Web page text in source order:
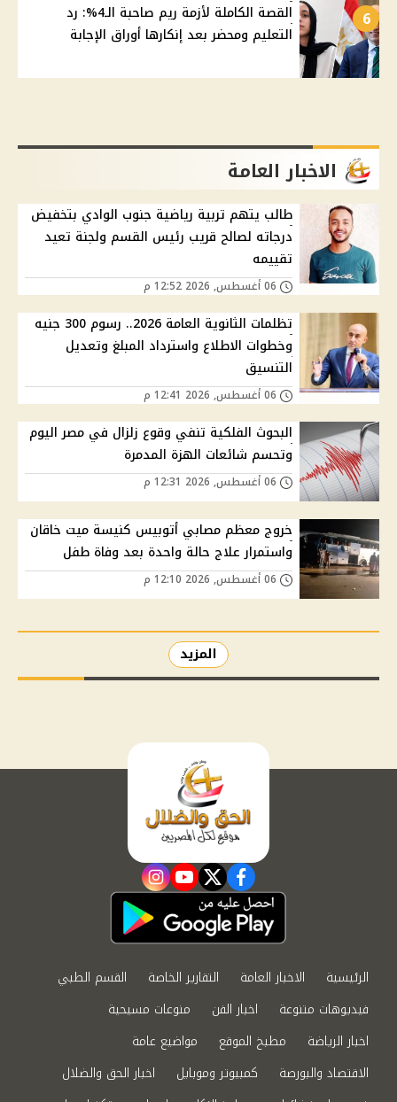
6
القصة الكاملة لأزمة ريم صاحبة الـ4%: رد
التعليم ومحضر بعد إنكارها أوراق الإجابة
الاخبار العامة
طالب يتهم تربية رياضية جنوب الوادي بتخفيض
درجاته لصالح قريب رئيس القسم ولجنة تعيد
تقييمه
تظلمات الثانوية العامة 2026.. رسوم 300 جنيه
وخطوات الاطلاع واسترداد المبلغ وتعديل
التنسيق
البحوث الفلكية تنفي وقوع زلزال في مصر اليوم
وتحسم شائعات الهزة المدمرة
خروج معظم مصابي أتوبيس كنيسة ميت خاقان
واستمرار علاج حالة واحدة بعد وفاة طفل
المزيد
facebook
twitter
youtube
instagram
الرئيسية الاخبار العامة التقارير الخاصة
القسم الطبي
فيديوهات متنوعة
اخبار الفن
منوعات مسيحية
اخبار الرياضة
مطبخ الموقع
مواضيع عامة
الاقتصاد والبورصة
كمبيوتر وموبايل
اخبار الحق والضلال